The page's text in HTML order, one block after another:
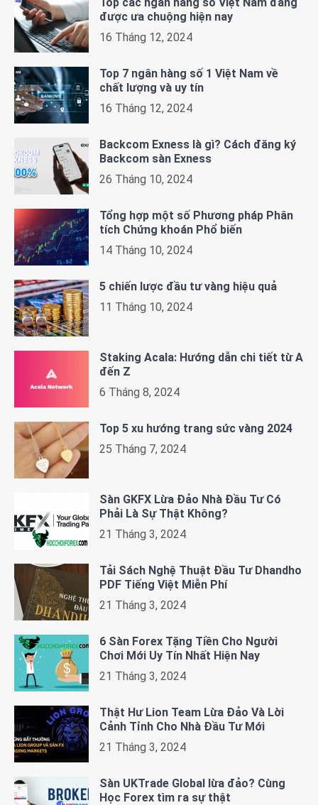
được ưa chuộng hiện nay
16 Tháng 12, 2024
Top 7 ngân hàng số 1 Việt Nam về
chất lượng và uy tín
16 Tháng 12, 2024
Backcom Exness là gì? Cách đăng ký
Backcom sàn Exness
26 Tháng 10, 2024
Tổng hợp một số Phương pháp Phân
tích Chứng khoán Phổ biến
14 Tháng 10, 2024
5 chiến lược đầu tư vàng hiệu quả
11 Tháng 10, 2024
Staking Acala: Hướng dẫn chi tiết từ A
đến Z
6 Tháng 8, 2024
Top 5 xu hướng trang sức vàng 2024
25 Tháng 7, 2024
Sàn GKFX Lừa Đảo Nhà Đầu Tư Có
Phải Là Sự Thật Không?
21 Tháng 3, 2024
Tải Sách Nghệ Thuật Đầu Tư Dhandho
PDF Tiếng Việt Miễn Phí
21 Tháng 3, 2024
6 Sàn Forex Tặng Tiền Cho Người
Chơi Mới Uy Tín Nhất Hiện Nay
21 Tháng 3, 2024
Thật Hư Lion Team Lừa Đảo Và Lời
Cảnh Tỉnh Cho Nhà Đầu Tư Mới
21 Tháng 3, 2024
Sàn UKTrade Global lừa đảo? Cùng
Học Forex tìm ra sự thật